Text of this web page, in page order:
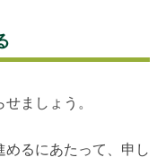
ましょう。
めるにあたって、申し